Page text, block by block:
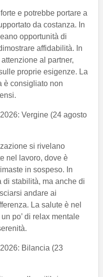
e potrebbe portare a
da costanza. In
opportunità di
affidabilità. In
al partner,
proprie esigenze. La
è consigliato non
Vergine (24 agosto
si rivelano
nel lavoro, dove è
in sospeso. In
di stabilità, ma anche di
andare ai
La salute è nel
po’ di relax mentale
Bilancia (23